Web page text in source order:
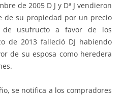
de 2005 D J y Dª J vendieron
de su propiedad por un precio
de usufructo a favor de los
de 2013 falleció DJ habiendo
de su esposa como heredera
se notifica a los compradores